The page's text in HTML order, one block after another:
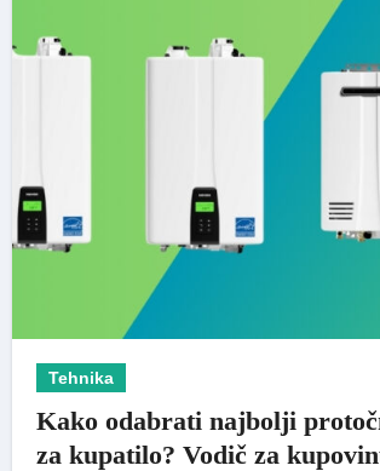
Tehnika
Kako odabrati najbolji
za kupatilo? Vodič za